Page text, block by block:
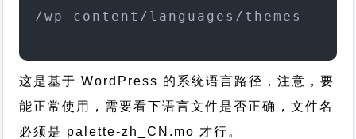
/wp-content/languages/themes
这是基于 WordPress 的系统语言路径，注意，要
能正常使用，需要看下语言文件是否正确，文件名
必须是 palette-zh_CN.mo 才行。